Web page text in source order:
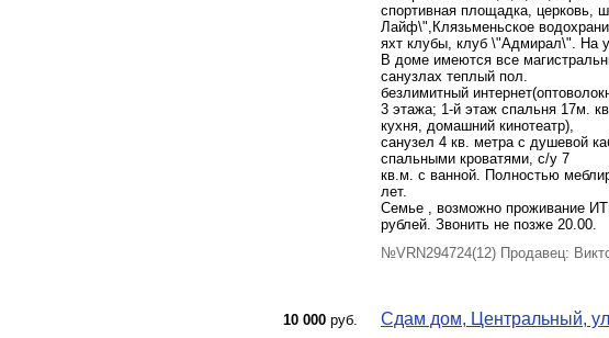
спортивная площадка, церковь,
Лайф\",Клязьменьское
яхт клубы, клуб \"Адмирал\". На
В доме имеются все
санузлах теплый пол.
безлимитный
3 этажа; 1-й этаж спальня 17м.
кухня, домашний кинотеатр),
санузел 4 кв. метра с душевой
спальными кроватями, с/у 7
кв.м. с ванной. Полностью
лет.
Семье , возможно проживание
рублей. Звонить не позже 20.00.
№VRN294724(12) Продавец:
10 000 руб. Сдам дом, Центральный,